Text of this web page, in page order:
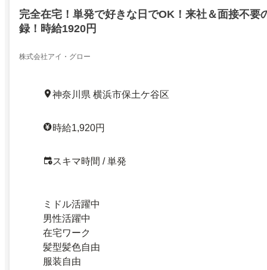
完全在宅！単発で好きな日でOK！来社＆面接不要
録！時給1920円
株式会社アイ・グロー
神奈川県 横浜市保土ケ谷区
時給1,920円
スキマ時間 / 単発
ミドル活躍中
男性活躍中
在宅ワーク
髪型髪色自由
服装自由